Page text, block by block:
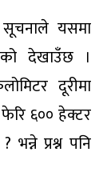
सूचनाले यसमा
देखाउँछ ।
दूरीमा
६०० हेक्टर
प्रश्न पनि